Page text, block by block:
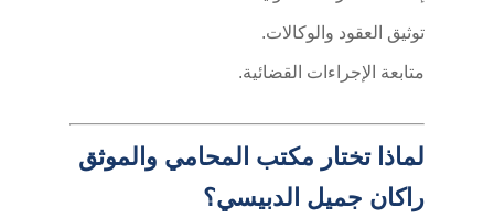
توثيق العقود والوكالات.
متابعة الإجراءات القضائية.
لماذا تختار مكتب المحامي والموثق
راكان جميل الدبيسي؟